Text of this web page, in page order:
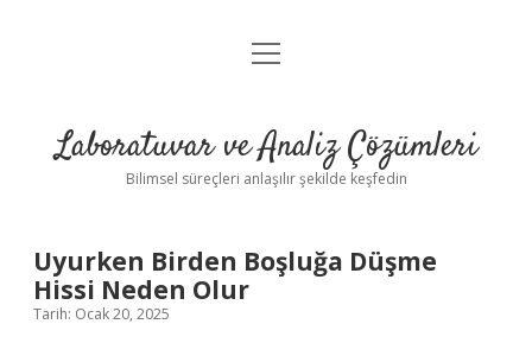
Anasayfa
Yasal Uyarı
menüyü
Laboratuvar ve Analiz Çözümleri
Bilimsel süreçleri anlaşılır şekilde keşfedin
Uyurken Birden Boşluğa Düşme
Hissi Neden Olur
Tarih: Ocak 20, 2025